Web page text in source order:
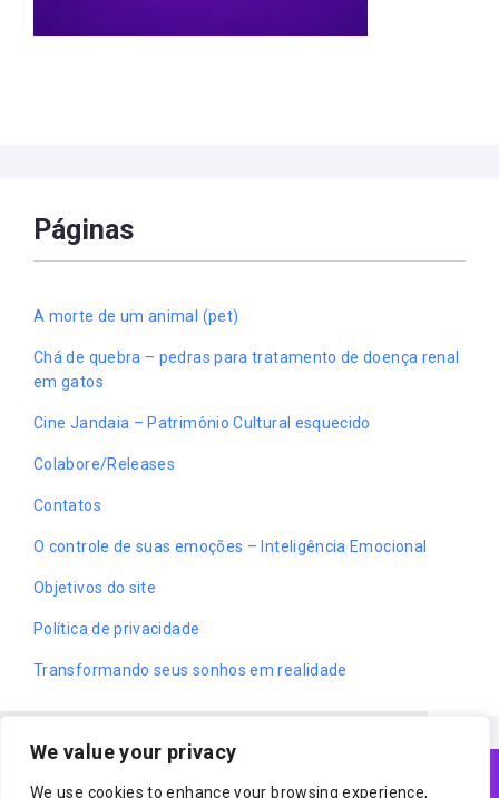
Cookies ajudam o nosso trabalho.
Acessando nosso site, você concorda com
We value your privacy
We use cookies to enhance your browsing experience,
Páginas
A morte de um animal (pet)
Chá de quebra – pedras para tratamento de doença renal
em gatos
Cine Jandaia – Patrimônio Cultural esquecido
Colabore/Releases
Contatos
O controle de suas emoções – Inteligência Emocional
Objetivos do site
Política de privacidade
Transformando seus sonhos em realidade